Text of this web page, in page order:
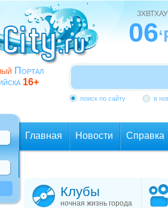
Портал
16+
ЗХВТХАУ
06
поиск по сайту в
Главная Новости Справка
Клубы
ночная жизнь города